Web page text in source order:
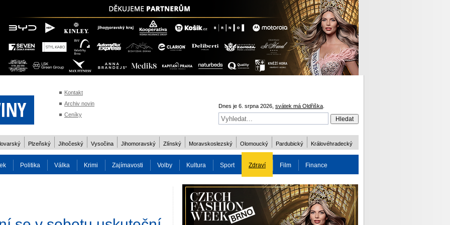
Kontakt
Archiv novin
Ceníky
Dnes je 6. srpna 2026, svátek má Oldřiška
Plzeňský Jihočeský Vysočina Jihomoravský Zlínský Moravskoslezský Olomoucký Pardubický Královéhradecký
Politika Válka Krimi Zajímavosti Volby Kultura Sport Zdraví Film Finance
Charita Osobnost Více ODM 2016